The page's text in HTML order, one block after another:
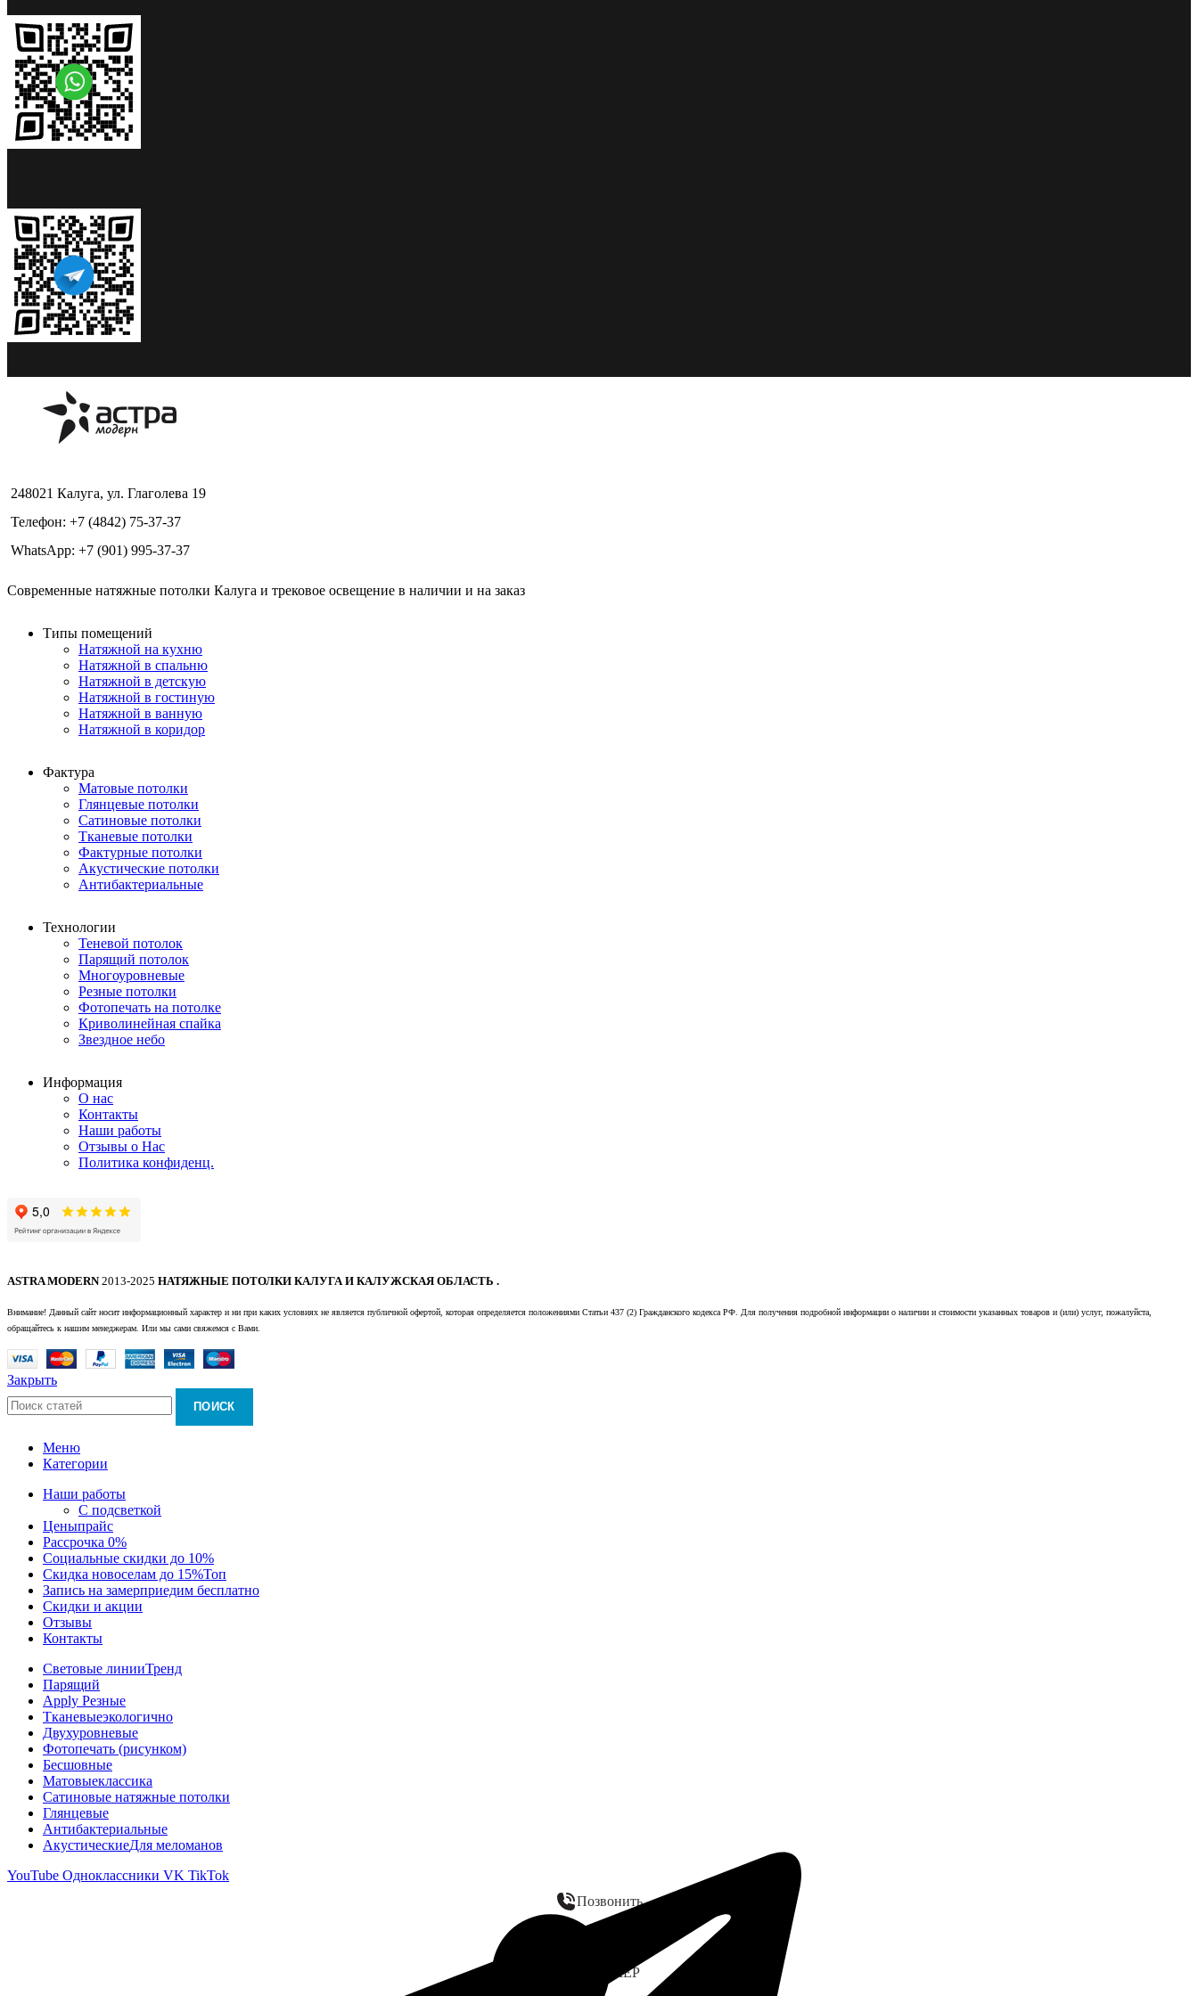
248021 Калуга, ул. Глаголева 19
Телефон: +7 (4842) 75-37-37
WhatsApp: +7 (901) 995-37-37
Современные натяжные потолки Калуга и трековое освещение в наличии и на заказ
Типы помещений
Натяжной на кухню
Натяжной в спальню
Натяжной в детскую
Натяжной в гостиную
Натяжной в ванную
Натяжной в коридор
Фактура
Матовые потолки
Глянцевые потолки
Сатиновые потолки
Тканевые потолки
Фактурные потолки
Акустические потолки
Антибактериальные
Технологии
Теневой потолок
Парящий потолок
Многоуровневые
Резные потолки
Фотопечать на потолке
Криволинейная спайка
Звездное небо
Информация
О нас
Контакты
Наши работы
Отзывы о Нас
Политика конфиденц.
ASTRA MODERN2013-2025 НАТЯЖНЫЕ ПОТОЛКИ КАЛУГА И КАЛУЖСКАЯ ОБЛАСТЬ .
Внимание! Данный сайт носит информационный характер и ни при каких условиях не является публичной офертой, которая определяется положениями Статьи 437 (2) Гражданского кодекса РФ. Для получения подробной информации о наличии и стоимости указанных товаров и (или) услуг, пожалуйста,
обращайтесь к нашим менеджерам. Или мы сами свяжемся с Вами.
Закрыть
ПОИСК
Меню
Категории
Наши работы
С подсветкой
Ценыпрайс
Рассрочка 0%
Социальные скидки до 10%
Скидка новоселам до 15%Топ
Запись на замерприедим бесплатно
Скидки и акции
Отзывы
Контакты
Световые линииТренд
Парящий
Apply Резные
Тканевыеэкологично
Двухуровневые
Фотопечать (рисунком)
Бесшовные
Матовыеклассика
Сатиновые натяжные потолки
Глянцевые
Антибактериальные
АкустическиеДля меломанов
YouTube Одноклассники VK TikTok
Позвонить
ЗАМЕР